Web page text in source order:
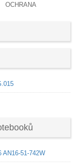
OCHRANA
AN16-51-742W